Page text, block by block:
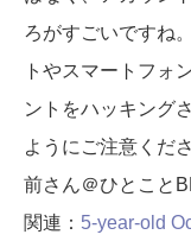
ろがすごいですね
トやスマートフォ
ントをハッキング
ようにご注意くだ
前さん＠ひとこと
関連： 5-year-old